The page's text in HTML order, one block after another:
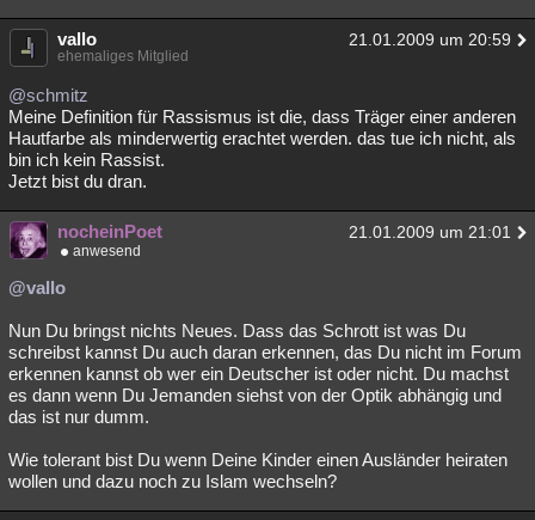
vallo 21.01.2009 um 20:59
ehemaliges Mitglied
@schmitz
Meine Definition für Rassismus ist die, dass Träger einer anderen
Hautfarbe als minderwertig erachtet werden. das tue ich nicht, als
bin ich kein Rassist.
Jetzt bist du dran.
nocheinPoet 21.01.2009 um 21:01
anwesend
@vallo
Nun Du bringst nichts Neues. Dass das Schrott ist was Du
schreibst kannst Du auch daran erkennen, das Du nicht im Forum
erkennen kannst ob wer ein Deutscher ist oder nicht. Du machst
es dann wenn Du Jemanden siehst von der Optik abhängig und
das ist nur dumm.
Wie tolerant bist Du wenn Deine Kinder einen Ausländer heiraten
wollen und dazu noch zu Islam wechseln?